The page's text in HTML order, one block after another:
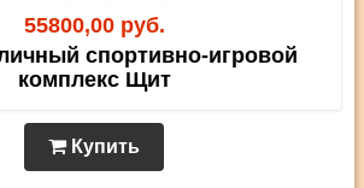
55800,00 руб.
спортивно-игровой
комплекс Щит
Купить